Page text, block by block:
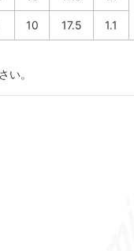
10 17.5 1.1
い。